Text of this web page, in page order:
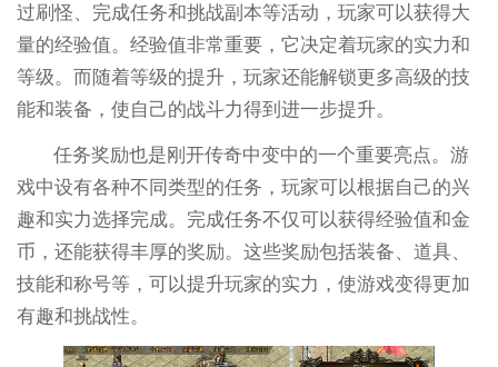
过刷怪、完成任务和挑战副本等活动，玩家可以获得大
量的经验值。经验值非常重要，它决定着玩家的实力和
等级。而随着等级的提升，玩家还能解锁更多高级的技
能和装备，使自己的战斗力得到进一步提升。
任务奖励也是刚开传奇中变中的一个重要亮点。游
戏中设有各种不同类型的任务，玩家可以根据自己的兴
趣和实力选择完成。完成任务不仅可以获得经验值和金
币，还能获得丰厚的奖励。这些奖励包括装备、道具、
技能和称号等，可以提升玩家的实力，使游戏变得更加
有趣和挑战性。